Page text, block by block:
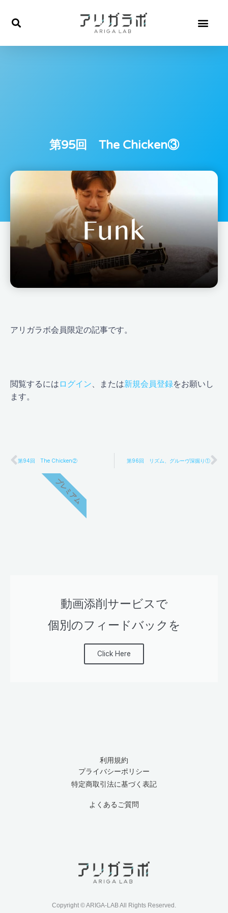
ス
第95回 The Chicken③
アリガラボ会員限定の記事です。
閲覧するには ログイン 、または新規会員登録をお願いし
ます。
Prev
第94回 The Chicken② 第96回 リズム、グルーヴ深掘り①
動画添削サービスで
個別のフィードバックを
Click Here
プレミアム
利用規約
プライバシーポリシー
特定商取引法に基づく表記
よくあるご質問
Copyright © ARIGA-LAB All Rights Reserved.